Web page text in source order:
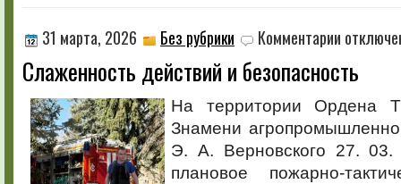
31 марта, 2026 Без рубрики Комментарии записи
Слаженность
действий
безопасность
Слаженность действий и безопасность
На территории Ордена
Знамени
Э. А. Верновского 27.
плановое пожарно-